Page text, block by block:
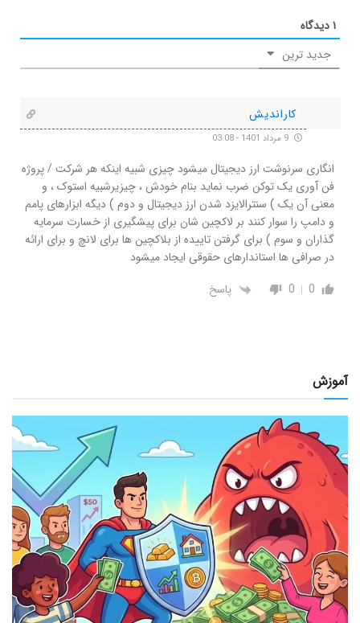
۱دیدگاه
جدید ترین
کاراندیش
انگاری سرنوشت ارز دیجیتال میشود چیزی شبیه اینکه هر شرکت / پروژه
فن آوری یک توکن ضرب نماید بنام خودش ، چیزیرشبیه استوک ، و
معنی آن یک ) سنترالایزد شدن ارز دیجیتال و دوم ) دیگه ابزارهای پامم
و دامپ را سوار کنند بر لاکچین شان برای پیشگیری از خسارت سرمایه
گذاران و سوم ) برای گرفتن تاییده از بلاکچین ها برای لانچ و برای ارائه
در صرافی ها استاندارهای حقوقی ایجاد میشود
0
0 پاسخ
آموزش